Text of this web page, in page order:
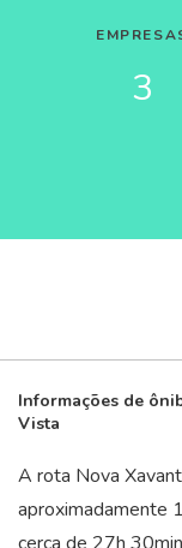
3
Informações de
Vista
A rota Nova
aproximadamente